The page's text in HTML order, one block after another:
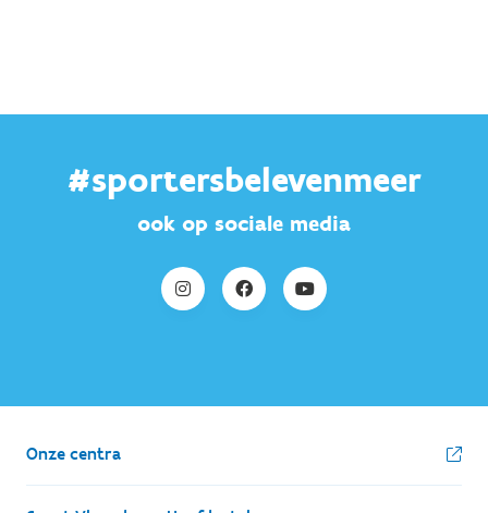
#sportersbelevenmeer
ook op sociale media
Onze centra